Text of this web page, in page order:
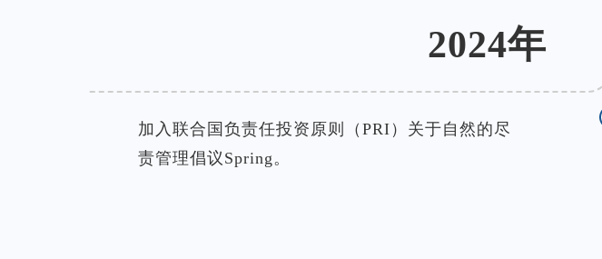
2024年
加入联合国负责任投资原则（PRI）关于自然的尽
责管理倡议Spring。